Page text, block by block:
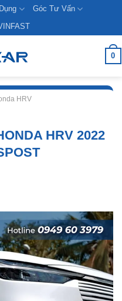
Góc Tư Vấn
0
HRV
HRV 2022